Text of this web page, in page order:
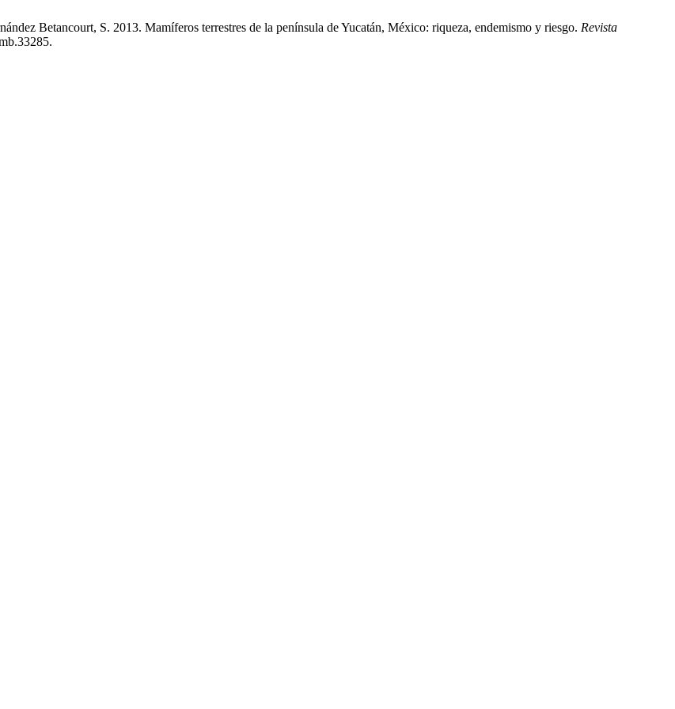
Betancourt, S. 2013. Mamíferos terrestres de la península de Yucatán, México: riqueza, endemismo y riesgo. Revista